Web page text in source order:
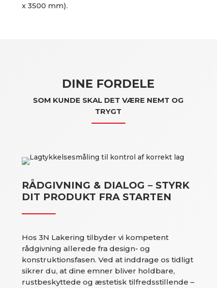
x 3500 mm).
DINE FORDELE
SOM KUNDE SKAL DET VÆRE NEMT OG
TRYGT
RÅDGIVNING & DIALOG – STYRK
DIT PRODUKT FRA STARTEN
Hos 3N Lakering tilbyder vi kompetent
rådgivning allerede fra design- og
konstruktionsfasen. Ved at inddrage os tidligt
sikrer du, at dine emner bliver holdbare,
rustbeskyttede og æstetisk tilfredsstillende –